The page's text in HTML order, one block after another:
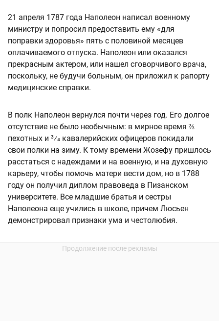
21 апреля 1787 года Наполеон написал военному
министру и попросил предоставить ему «для
поправки здоровья» пять с половиной месяцев
оплачиваемого отпуска. Наполеон или оказался
прекрасным актером, или нашел сговорчивого врача,
поскольку, не будучи больным, он приложил к рапорту
медицинские справки.
В полк Наполеон вернулся почти через год. Его долгое
отсутствие не было необычным: в мирное время ⅔
пехотных и 3⁄4 кавалерийских офицеров покидали
свои полки на зиму. К тому времени Жозефу пришлось
расстаться с надеждами и на военную, и на духовную
карьеру, чтобы помочь матери вести дом, но в 1788
году он получил диплом правоведа в Пизанском
университете. Все младшие братья и сестры
Наполеона еще учились в школе, причем Люсьен
демонстрировал признаки ума и честолюбия.